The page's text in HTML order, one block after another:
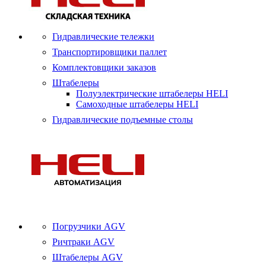
Гидравлические тележки
Транспортировщики паллет
Комплектовщики заказов
Штабелеры
Полуэлектрические штабелеры HELI
Самоходные штабелеры HELI
Гидравлические подъемные столы
Погрузчики AGV
Ричтраки AGV
Штабелеры AGV